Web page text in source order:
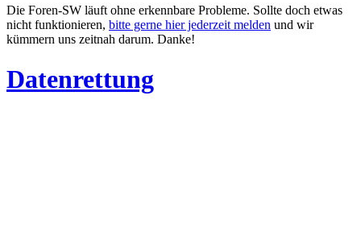
Die Foren-SW läuft ohne erkennbare Probleme. Sollte doch etwas
nicht funktionieren, bitte gerne hier jederzeit melden und wir
kümmern uns zeitnah darum. Danke!
Datenrettung